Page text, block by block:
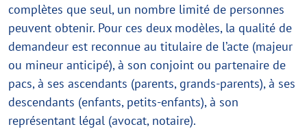
complètes que seul, un nombre limité de personnes
peuvent obtenir. Pour ces deux modèles, la qualité de
demandeur est reconnue au titulaire de l’acte (majeur
ou mineur anticipé), à son conjoint ou partenaire de
pacs, à ses ascendants (parents, grands-parents), à ses
descendants (enfants, petits-enfants), à son
représentant légal (avocat, notaire).